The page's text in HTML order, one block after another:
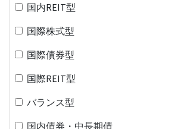
国内REIT型
国際株式型
国際債券型
国際REIT型
バランス型
国内債券・中長期債